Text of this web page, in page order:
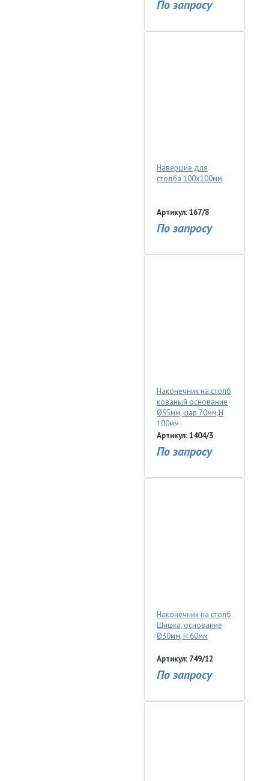
По запросу
Навершие для
столба 100х100мм
Артикул: 167/8
По запросу
Наконечник на столб
кованый основание
Ø55мм, шар 70мм,Н
100мм
Артикул: 1404/3
По запросу
Наконечник на столб
Шишка, основание
Ø30мм, Н 60мм
Артикул: 749/12
По запросу